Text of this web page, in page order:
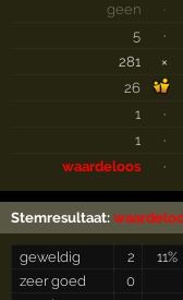
geen
·
5
·
281
×
26
1
·
1
·
waardeloos
·
Stemresultaat:
geweldig 2
11%
zeer goed
0